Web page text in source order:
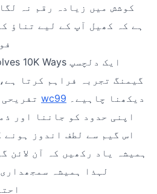
کوشش میں زیادہ رقم نہ
ہے کہ کھیل آپ کے لیے تناؤ
گیمنگ تجربہ فراہم کرتا
wc99
اپنی حدود کو جاننا اور
اس گیم سے لطف اندوز ہونے
ہمیشہ یاد رکھیں کہ آن لائن